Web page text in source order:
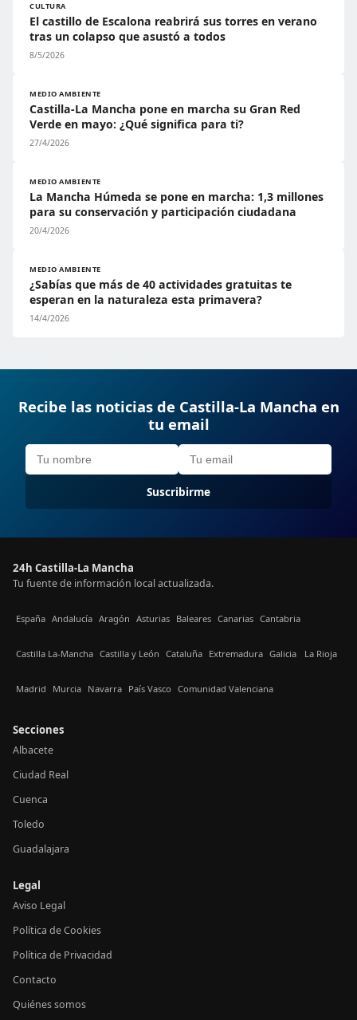
CULTURA
El castillo de Escalona reabrirá sus torres en verano
tras un colapso que asustó a todos
8/5/2026
MEDIO AMBIENTE
Castilla-La Mancha pone en marcha su Gran Red
Verde en mayo: ¿Qué significa para ti?
27/4/2026
MEDIO AMBIENTE
La Mancha Húmeda se pone en marcha: 1,3 millones
para su conservación y participación ciudadana
20/4/2026
MEDIO AMBIENTE
¿Sabías que más de 40 actividades gratuitas te
esperan en la naturaleza esta primavera?
14/4/2026
Recibe las noticias de Castilla-La Mancha en
tu email
Suscribirme
24h Castilla-La Mancha
Tu fuente de información local actualizada.
España Andalucía Aragón Asturias Baleares Canarias Cantabria
Castilla La-Mancha Castilla y León Cataluña Extremadura Galicia La Rioja
Madrid Murcia Navarra País Vasco Comunidad Valenciana
Secciones
Albacete
Ciudad Real
Cuenca
Toledo
Guadalajara
Legal
Aviso Legal
Política de Cookies
Política de Privacidad
Contacto
Quiénes somos